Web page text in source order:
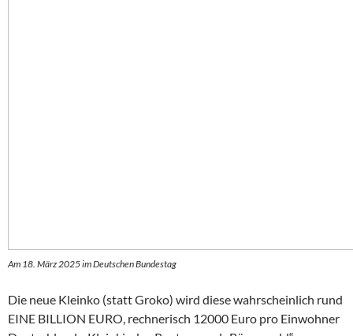
Am 18. März 2025 im Deutschen Bundestag
Die neue Kleinko (statt Groko) wird diese wahrscheinlich rund
EINE BILLION EURO, rechnerisch 12000 Euro pro Einwohner